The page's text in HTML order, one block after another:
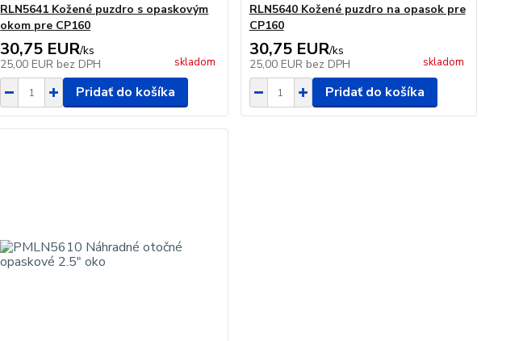
RLN5641 Kožené puzdro s opaskovým
okom pre CP160
30,75 EUR/ks
25,00 EUR bez DPH skladom
Pridať do košíka
RLN5640 Kožené puzdro na opasok pre
CP160
30,75 EUR/ks
25,00 EUR bez DPH skladom
Pridať do košíka